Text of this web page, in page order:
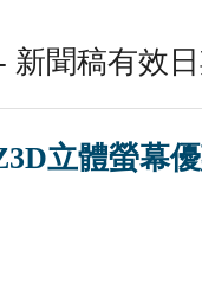
新聞稿有效
立體螢幕